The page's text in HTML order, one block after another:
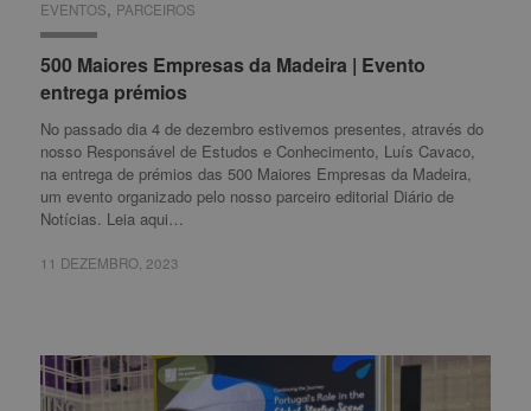
EVENTOS, PARCEIROS
500 Maiores Empresas da Madeira | Evento
entrega prémios
No passado dia 4 de dezembro estivemos presentes, através do
nosso Responsável de Estudos e Conhecimento, Luís Cavaco,
na entrega de prémios das 500 Maiores Empresas da Madeira,
um evento organizado pelo nosso parceiro editorial Diário de
Notícias. Leia aqui…
11 DEZEMBRO, 2023
EVENTOS PARCEIROS
500 Maiores Empresas da Madeira | Evento
entrega prémios
11 DEZEMBRO, 2023